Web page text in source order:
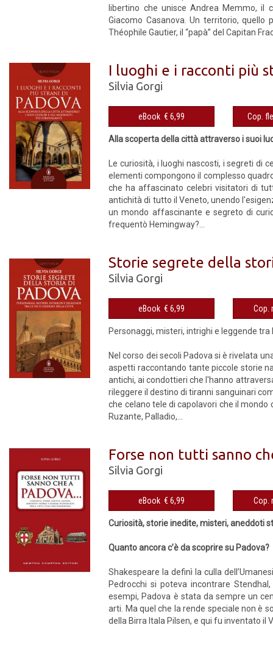
libertino che unisce Andrea Memmo, il
Giacomo Casanova. Un territorio,
Théophile Gautier, il “papà” del Capitan
I luoghi e i racconti più
Silvia Gorgi
eBook € 6,99
Alla scoperta della città attraverso i suoi
Le curiosità, i luoghi nascosti, i segreti
elementi compongono il complesso
che ha affascinato celebri visitatori di
antichità di tutto il Veneto, unendo
un mondo affascinante e segreto di
frequentò Hemingway?...
Storie segrete della
Silvia Gorgi
eBook € 6,99
Personaggi, misteri, intrighi e leggende tra
Nel corso dei secoli Padova si è rivelata
aspetti raccontando tante piccole storie
antichi, ai condottieri che l'hanno
rileggere il destino di tiranni sanguinari
che celano tele di capolavori che il
Ruzante, Palladio,...
Forse non tutti sanno
Silvia Gorgi
eBook € 6,99
Curiosità, storie inedite, misteri, aneddoti
Quanto ancora c’è da scoprire su Padova?
Shakespeare la definì la culla
Pedrocchi si poteva incontrare
esempi, Padova è stata da sempre un
arti. Ma quel che la rende speciale non è
della Birra Itala Pilsen, e qui fu inventato il